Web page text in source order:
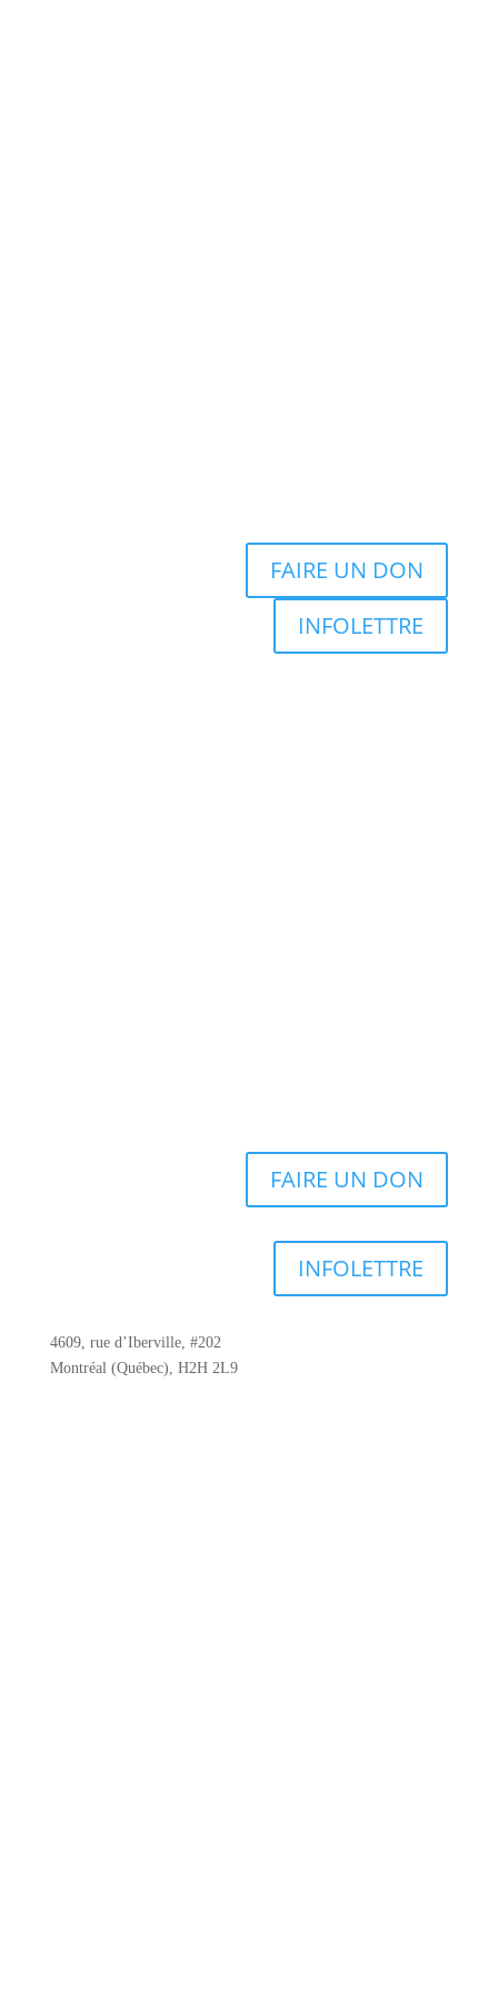
FAIRE UN DON
INFOLETTRE
FAIRE UN DON
INFOLETTRE
4609, rue d’Iberville, #202
Montréal (Québec), H2H 2L9